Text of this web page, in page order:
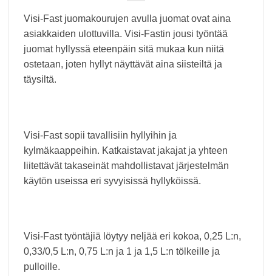
Visi-Fast juomakourujen avulla juomat ovat aina
asiakkaiden ulottuvilla. Visi-Fastin jousi työntää
juomat hyllyssä eteenpäin sitä mukaa kun niitä
ostetaan, joten hyllyt näyttävät aina siisteiltä ja
täysiltä.
Visi-Fast sopii tavallisiin hyllyihin ja
kylmäkaappeihin. Katkaistavat jakajat ja yhteen
liitettävät takaseinät mahdollistavat järjestelmän
käytön useissa eri syvyisissä hyllyköissä.
Visi-Fast työntäjiä löytyy neljää eri kokoa, 0,25 L:n,
0,33/0,5 L:n, 0,75 L:n ja 1 ja 1,5 L:n tölkeille ja
pulloille.